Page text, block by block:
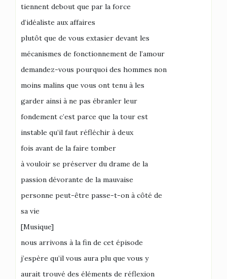
tiennent debout que par la force
d’idéaliste aux affaires
plutôt que de vous extasier devant les
mécanismes de fonctionnement de l’amour
demandez-vous pourquoi des hommes non
moins malins que vous ont tenu à les
garder ainsi à ne pas ébranler leur
fondement c’est parce que la tour est
instable qu’il faut réfléchir à deux
fois avant de la faire tomber
à vouloir se préserver du drame de la
passion dévorante de la mauvaise
personne peut-être passe-t-on à côté de
sa vie
[Musique]
nous arrivons à la fin de cet épisode
j’espère qu’il vous aura plu que vous y
aurait trouvé des éléments de réflexion